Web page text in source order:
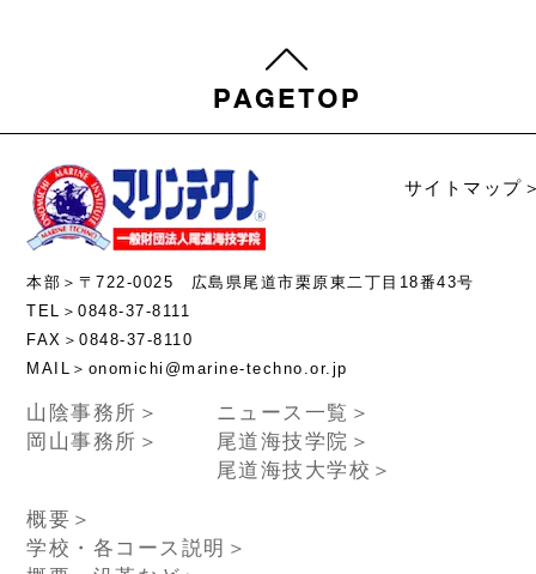
サイトマップ
本部＞〒722-0025 広島県尾道市栗原東二丁目18番43号
TEL＞0848-37-8111
FAX＞0848-37-8110
MAIL＞onomichi@marine-techno.or.jp
山陰事務所＞
岡山事務所＞
ニュース一覧＞
尾道海技学院＞
尾道海技大学校＞
概要＞
学校・各コース説明＞